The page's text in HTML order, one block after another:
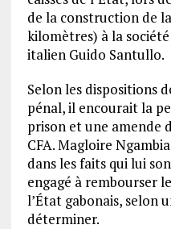
de la construction de
kilomètres) à la
italien Guido Santullo.
Selon les dispositions
pénal, il encourait la
prison et une amende
CFA. Magloire
dans les faits qui lui
engagé à rembourser
l’État gabonais, selon
déterminer.